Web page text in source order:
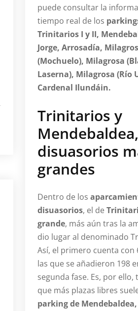
puede consultar la
tiempo real de los
Trinitarios I y II,
Jorge, Arrosadía,
(Mochuelo), Milagrosa
Laserna), Milagrosa (Río
Cardenal Ilundáin.
Trinitarios y
disuasorios
grandes
Dentro de los
disuasorios, el de
grande, más aún tras la
dio lugar al denominado
Así, el primero cuenta con
las que se añadieron 198
segunda fase. Es, por ello,
que más plazas libres
parking de